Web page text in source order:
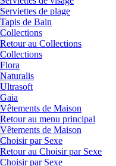
Serviettes de plage
Tapis de Bain
Collections
Retour au Collections
Collections
Flora
Naturalis
Ultrasoft
Gaia
Vêtements de Maison
Retour au menu principal
Vêtements de Maison
Choisir par Sexe
Retour au Choisir par Sexe
Choisir par Sexe